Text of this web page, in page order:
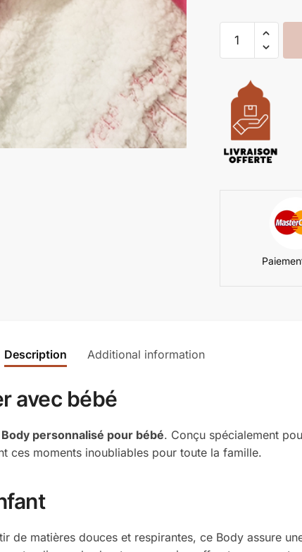
Description Additional information
avec bébé
Body personnalisé pour bébé. Conçu spécialement
ces moments inoubliables pour toute la famille.
de matières douces et respirantes, ce Body assure